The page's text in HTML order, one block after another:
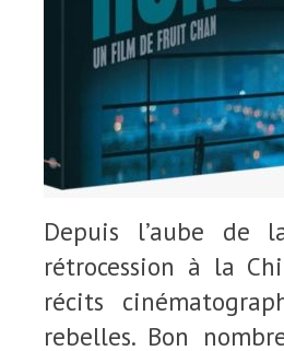
Depuis l’aube de
rétrocession à la
récits
rebelles. Bon